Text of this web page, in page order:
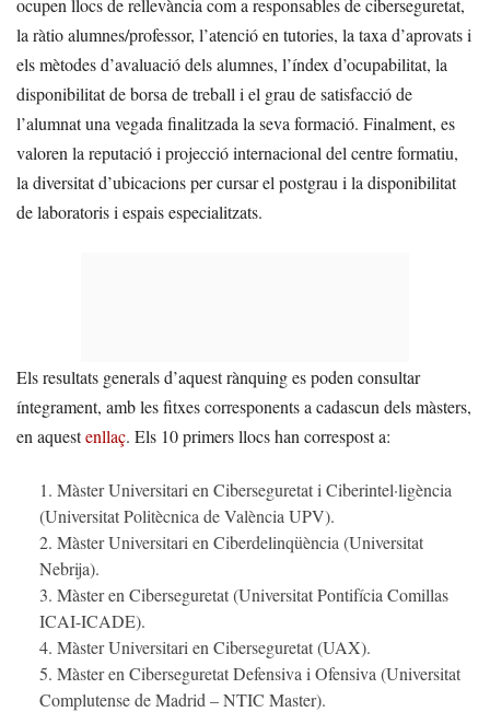
ocupen llocs de rellevància com a responsables de ciberseguretat,
la ràtio alumnes/professor, l’atenció en tutories, la taxa d’aprovats i
els mètodes d’avaluació dels alumnes, l’índex d’ocupabilitat, la
disponibilitat de borsa de treball i el grau de satisfacció de
l’alumnat una vegada finalitzada la seva formació. Finalment, es
valoren la reputació i projecció internacional del centre formatiu,
la diversitat d’ubicacions per cursar el postgrau i la disponibilitat
de laboratoris i espais especialitzats.
Els resultats generals d’aquest rànquing es poden consultar
íntegrament, amb les fitxes corresponents a cadascun dels màsters,
en aquestenllaç. Els 10 primers llocs han correspost a:
Màster Universitari en Ciberseguretat i Ciberintel·ligència
(Universitat Politècnica de València UPV).
Màster Universitari en Ciberdelinqüència (Universitat
Nebrija).
Màster en Ciberseguretat (Universitat Pontifícia Comillas
ICAI-ICADE).
Màster Universitari en Ciberseguretat (UAX).
Màster en Ciberseguretat Defensiva i Ofensiva (Universitat
Complutense de Madrid – NTIC Master).